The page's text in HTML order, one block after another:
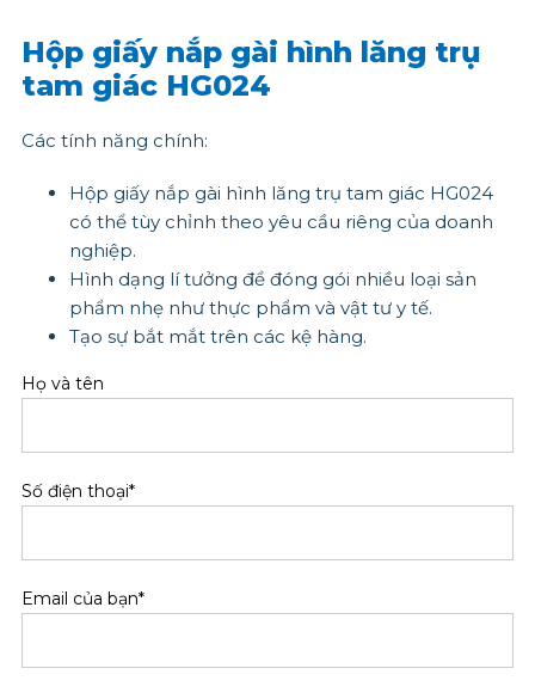
Hộp giấy nắp gài hình lăng trụ
tam giác HG024
Các tính năng chính:
Hộp giấy nắp gài hình lăng trụ tam giác HG024
có thể tùy chỉnh theo yêu cầu riêng của doanh
nghiệp.
Hình dạng lí tưởng để đóng gói nhiều loại sản
phẩm nhẹ như thực phẩm và vật tư y tế.
Tạo sự bắt mắt trên các kệ hàng.
Họ và tên
Số điện thoại*
Email của bạn*